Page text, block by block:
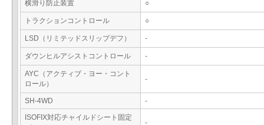
横滑り防止装置 ○
トラクションコントロール ○
LSD（リミテッドスリップデフ） -
ダウンヒルアシストコントロール -
AYC（アクティブ・ヨー・コント
ロール）
-
SH-4WD
-
ISOFIX対応チャイルドシート固定
-